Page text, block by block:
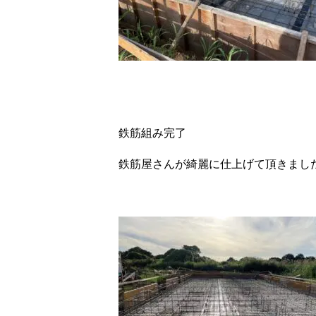
鉄筋組み完了
鉄筋屋さんが綺麗に仕上げて頂きまし